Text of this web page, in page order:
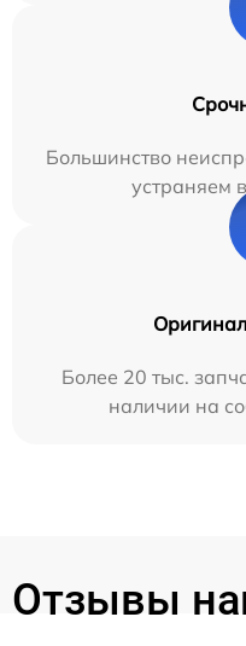
Большинство
устраняем
Более 20 тыс.
наличии на
Отзывы